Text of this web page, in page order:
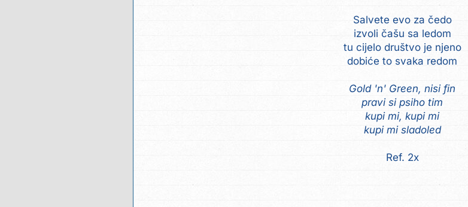
Salvete evo za čedo
izvoli čašu sa ledom
tu cijelo društvo je njeno
dobiće to svaka redom
Gold 'n' Green, nisi fin
pravi si psiho tim
kupi mi, kupi mi
kupi mi sladoled
Ref. 2x